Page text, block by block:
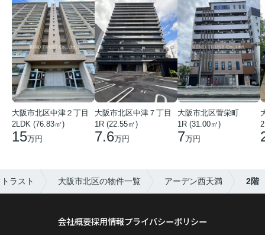
大阪市北区中津２丁目
2LDK (76.83㎡)
15万円
大阪市北区中津７丁目
1R (22.55㎡)
7.6万円
大阪市北区菅栄町
1R (31.00㎡)
7万円
ラスト 大阪市北区の物件一覧 アーデン西天満 2階
会社概要採用情報プライバシーポリシー